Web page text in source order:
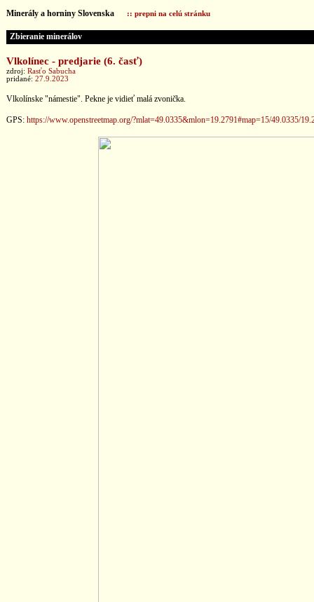
Minerály a horniny Slovenska :: prepni na celú stránku
Zbieranie minerálov
Vlkolínec - predjarie (6. časť)
zdroj: Rasťo Sabucha
pridané: 27.9.2023
Vlkolínske "námestie". Pekne je vidieť malá zvonička.
GPS: https://www.openstreetmap.org/?mlat=49.0335&mlon=19.2791#map=15/49.0335/